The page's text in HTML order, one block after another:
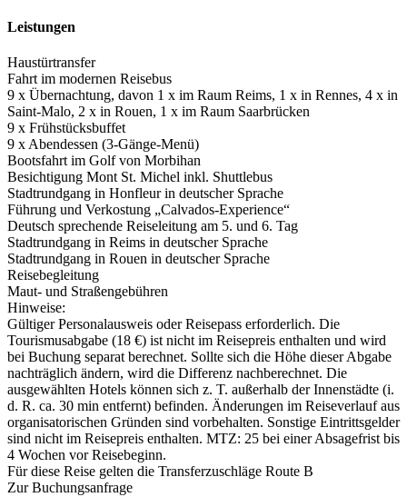
Leistungen
Haustürtransfer
Fahrt im modernen Reisebus
9 x Übernachtung, davon 1 x im Raum Reims, 1 x in Rennes, 4 x in
Saint-Malo, 2 x in Rouen, 1 x im Raum Saarbrücken
9 x Frühstücksbuffet
9 x Abendessen (3-Gänge-Menü)
Bootsfahrt im Golf von Morbihan
Besichtigung Mont St. Michel inkl. Shuttlebus
Stadtrundgang in Honfleur in deutscher Sprache
Führung und Verkostung „Calvados-Experience“
Deutsch sprechende Reiseleitung am 5. und 6. Tag
Stadtrundgang in Reims in deutscher Sprache
Stadtrundgang in Rouen in deutscher Sprache
Reisebegleitung
Maut- und Straßengebühren
Hinweise:
Gültiger Personalausweis oder Reisepass erforderlich. Die
Tourismusabgabe (18 €) ist nicht im Reisepreis enthalten und wird
bei Buchung separat berechnet. Sollte sich die Höhe dieser Abgabe
nachträglich ändern, wird die Differenz nachberechnet. Die
ausgewählten Hotels können sich z. T. außerhalb der Innenstädte (i.
d. R. ca. 30 min entfernt) befinden. Änderungen im Reiseverlauf aus
organisatorischen Gründen sind vorbehalten. Sonstige Eintrittsgelder
sind nicht im Reisepreis enthalten. MTZ: 25 bei einer Absagefrist bis
4 Wochen vor Reisebeginn.
Für diese Reise gelten die Transferzuschläge Route B
Zur Buchungsanfrage